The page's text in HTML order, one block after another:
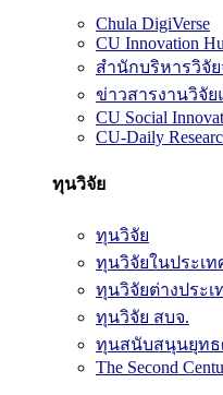
Chula DigiVerse
CU Innovation
สำนักบริหารวิจั
ข่าวสารงานวิจั
CU Social
CU-Daily
ทุนวิจัย
ทุนวิจัย
ทุนวิจัยในประเท
ทุนวิจัยต่างประเ
ทุนวิจัย สบจ.
ทุนสนับสนุนยุทธ
The Second